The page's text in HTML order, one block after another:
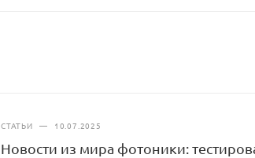
СТАТЬИ — 10.07.2025
Новости из мира фотоники: